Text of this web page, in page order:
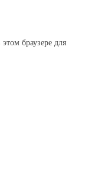
браузере для